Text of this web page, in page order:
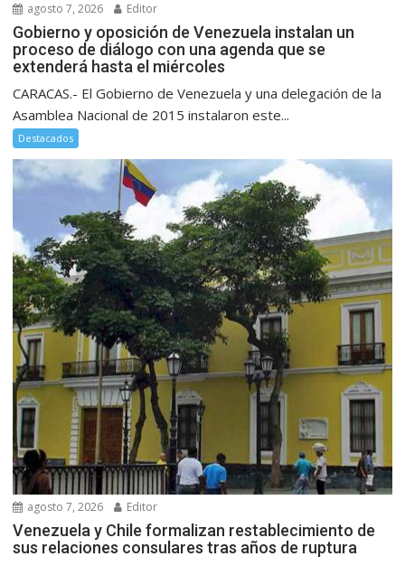
agosto 7, 2026 Editor
Gobierno y oposición de Venezuela instalan un
proceso de diálogo con una agenda que se
extenderá hasta el miércoles
CARACAS.- El Gobierno de Venezuela y una delegación de la
Asamblea Nacional de 2015 instalaron este...
Destacados
agosto 7, 2026 Editor
Venezuela y Chile formalizan restablecimiento de
sus relaciones consulares tras años de ruptura